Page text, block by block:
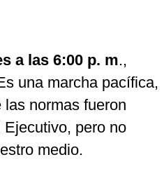
a las 6:00 p. m.,
una marcha pacífica,
las normas fueron
pero no
medio.